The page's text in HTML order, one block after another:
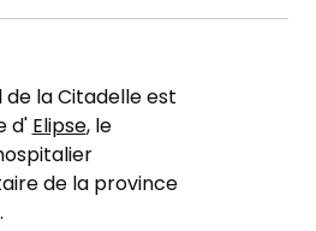
de la Citadelle est
d'Elipse, le
de la province